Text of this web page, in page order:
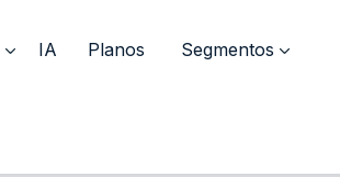
IA Planos Segmentos